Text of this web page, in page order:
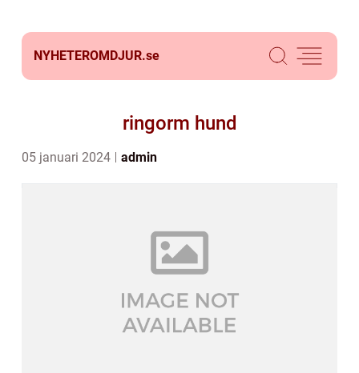
NYHETEROMDJUR.se
ringorm hund
05 januari 2024 admin